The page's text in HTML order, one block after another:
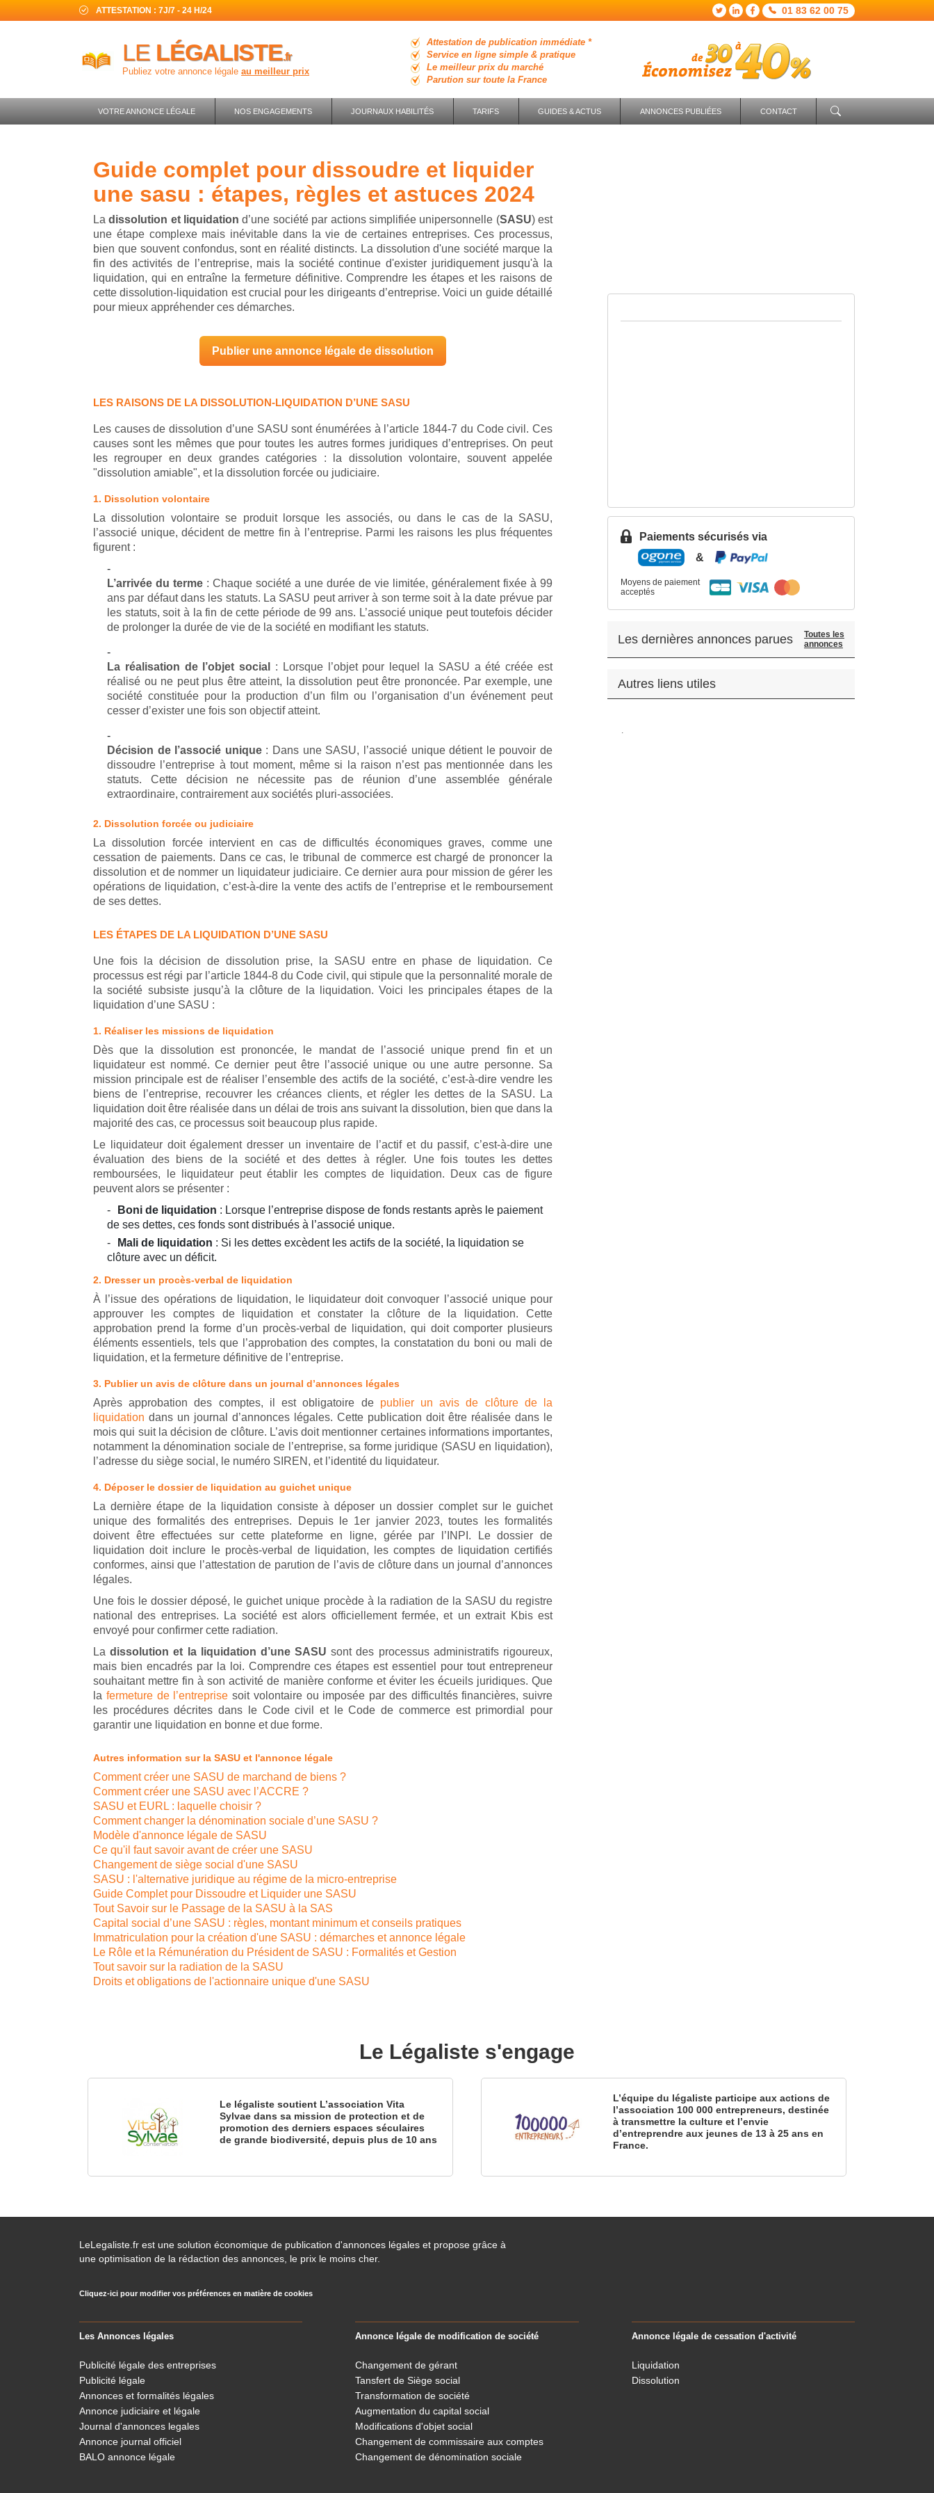
ATTESTATION : 7J/7 - 24 H/24 01 83 62 00 75
LE LÉGALISTE.fr
Publiez votre annonce légale au meilleur prix
Attestation de publication immédiate *
Service en ligne simple & pratique
Le meilleur prix du marché
Parution sur toute la France
VOTRE ANNONCE LÉGALE NOS ENGAGEMENTS JOURNAUX HABILITÉS TARIFS GUIDES & ACTUS ANNONCES PUBLIÉES CONTACT
guide complet pour dissoudre et liquider
une sasu : étapes, règles et astuces 2024
Ladissolution et liquidation d’une société par actions simplifiée unipersonnelle (SASU) est
une étape complexe mais inévitable dans la vie de certaines entreprises. Ces processus,
bien que souvent confondus, sont en réalité distincts. La dissolution d'une société marque la
fin des activités de l’entreprise, mais la société continue d'exister juridiquement jusqu'à la
liquidation, qui en entraîne la fermeture définitive. Comprendre les étapes et les raisons de
cette dissolution-liquidation est crucial pour les dirigeants d’entreprise. Voici un guide détaillé
pour mieux appréhender ces démarches.
Publier une annonce légale de dissolution
LES RAISONS DE LA DISSOLUTION-LIQUIDATION D’UNE SASU
Les causes de dissolution d’une SASU sont énumérées à l’article 1844-7 du Code civil. Ces
causes sont les mêmes que pour toutes les autres formes juridiques d’entreprises. On peut
les regrouper en deux grandes catégories : la dissolution volontaire, souvent appelée
"dissolution amiable", et la dissolution forcée ou judiciaire.
1. Dissolution volontaire
La dissolution volontaire se produit lorsque les associés, ou dans le cas de la SASU,
l’associé unique, décident de mettre fin à l’entreprise. Parmi les raisons les plus fréquentes
figurent :
L’arrivée du terme : Chaque société a une durée de vie limitée, généralement fixée à 99
ans par défaut dans les statuts. La SASU peut arriver à son terme soit à la date prévue par
les statuts, soit à la fin de cette période de 99 ans. L’associé unique peut toutefois décider
de prolonger la durée de vie de la société en modifiant les statuts.
La réalisation de l’objet social
: Lorsque l’objet pour lequel la SASU a été créée est
réalisé ou ne peut plus être atteint, la dissolution peut être prononcée. Par exemple, une
société constituée pour la production d’un film ou l’organisation d’un événement peut
cesser d’exister une fois son objectif atteint.
Décision de l’associé unique: Dans une SASU, l’associé unique détient le pouvoir de
dissoudre l’entreprise à tout moment, même si la raison n’est pas mentionnée dans les
statuts. Cette décision ne nécessite pas de réunion d’une assemblée générale
extraordinaire, contrairement aux sociétés pluri-associées.
2. Dissolution forcée ou judiciaire
La dissolution forcée intervient en cas de difficultés économiques graves, comme une
cessation de paiements. Dans ce cas, le tribunal de commerce est chargé de prononcer la
dissolution et de nommer un liquidateur judiciaire. Ce dernier aura pour mission de gérer les
opérations de liquidation, c’est-à-dire la vente des actifs de l’entreprise et le remboursement
de ses dettes.
LES ÉTAPES DE LA LIQUIDATION D’UNE SASU
Une fois la décision de dissolution prise, la SASU entre en phase de liquidation. Ce
processus est régi par l’article 1844-8 du Code civil, qui stipule que la personnalité morale de
la société subsiste jusqu’à la clôture de la liquidation. Voici les principales étapes de la
liquidation d’une SASU :
1. Réaliser les missions de liquidation
Dès que la dissolution est prononcée, le mandat de l’associé unique prend fin et un
liquidateur est nommé. Ce dernier peut être l’associé unique ou une autre personne. Sa
mission principale est de réaliser l’ensemble des actifs de la société, c’est-à-dire vendre les
biens de l’entreprise, recouvrer les créances clients, et régler les dettes de la SASU. La
liquidation doit être réalisée dans un délai de trois ans suivant la dissolution, bien que dans la
majorité des cas, ce processus soit beaucoup plus rapide.
Le liquidateur doit également dresser un inventaire de l’actif et du passif, c’est-à-dire une
évaluation des biens de la société et des dettes à régler. Une fois toutes les dettes
remboursées, le liquidateur peut établir les comptes de liquidation. Deux cas de figure
peuvent alors se présenter :
Boni de liquidation : Lorsque l’entreprise dispose de fonds restants après le paiement
de ses dettes, ces fonds sont distribués à l’associé unique.
Mali de liquidation : Si les dettes excèdent les actifs de la société, la liquidation se
clôture avec un déficit.
2. Dresser un procès-verbal de liquidation
À l’issue des opérations de liquidation, le liquidateur doit convoquer l’associé unique pour
approuver les comptes de liquidation et constater la clôture de la liquidation. Cette
approbation prend la forme d’un procès-verbal de liquidation, qui doit comporter plusieurs
éléments essentiels, tels que l’approbation des comptes, la constatation du boni ou mali de
liquidation, et la fermeture définitive de l’entreprise.
3. Publier un avis de clôture dans un journal d’annonces légales
Après approbation des comptes, il est obligatoire de publier un avis de clôture de la
liquidation dans un journal d’annonces légales. Cette publication doit être réalisée dans le
mois qui suit la décision de clôture. L’avis doit mentionner certaines informations importantes,
notamment la dénomination sociale de l’entreprise, sa forme juridique (SASU en liquidation),
l’adresse du siège social, le numéro SIREN, et l’identité du liquidateur.
4. Déposer le dossier de liquidation au guichet unique
La dernière étape de la liquidation consiste à déposer un dossier complet sur le guichet
unique des formalités des entreprises. Depuis le 1er janvier 2023, toutes les formalités
doivent être effectuées sur cette plateforme en ligne, gérée par l’INPI. Le dossier de
liquidation doit inclure le procès-verbal de liquidation, les comptes de liquidation certifiés
conformes, ainsi que l’attestation de parution de l’avis de clôture dans un journal d’annonces
légales.
Une fois le dossier déposé, le guichet unique procède à la radiation de la SASU du registre
national des entreprises. La société est alors officiellement fermée, et un extrait Kbis est
envoyé pour confirmer cette radiation.
Ladissolution et la liquidation d’une SASU sont des processus administratifs rigoureux,
mais bien encadrés par la loi. Comprendre ces étapes est essentiel pour tout entrepreneur
souhaitant mettre fin à son activité de manière conforme et éviter les écueils juridiques. Que
la fermeture de l’entreprise soit volontaire ou imposée par des difficultés financières, suivre
les procédures décrites dans le Code civil et le Code de commerce est primordial pour
garantir une liquidation en bonne et due forme.
Autres information sur la SASU et l'annonce légale
Comment créer une SASU de marchand de biens ?
Comment créer une SASU avec l’ACCRE ?
SASU et EURL : laquelle choisir ?
Comment changer la dénomination sociale d’une SASU ?
Modèle d'annonce légale de SASU
Ce qu'il faut savoir avant de créer une SASU
Changement de siège social d'une SASU
SASU : l'alternative juridique au régime de la micro-entreprise
Guide Complet pour Dissoudre et Liquider une SASU
Tout Savoir sur le Passage de la SASU à la SAS
Capital social d’une SASU : règles, montant minimum et conseils pratiques
Immatriculation pour la création d'une SASU : démarches et annonce légale
Le Rôle et la Rémunération du Président de SASU : Formalités et Gestion
Tout savoir sur la radiation de la SASU
Droits et obligations de l'actionnaire unique d'une SASU
Paiements sécurisés via
&
Moyens de paiement
acceptés
Les dernières annonces parues
Toutes les
annonces
Autres liens utiles
.
Le Légaliste s'engage
Le légaliste soutient L’association Vita
Sylvae dans sa mission de protection et de
promotion des derniers espaces séculaires
de grande biodiversité, depuis plus de 10 ans
L’équipe du légaliste participe aux actions de
l’association 100 000 entrepreneurs, destinée
à transmettre la culture et l’envie
d’entreprendre aux jeunes de 13 à 25 ans en
France.
LeLegaliste.fr est une solution économique de publication d'annonces légales et propose grâce à
une optimisation de la rédaction des annonces, le prix le moins cher.
Cliquez-ici pour modifier vos préférences en matière de cookies
Les Annonces légales
Publicité légale des entreprises
Publicité légale
Annonces et formalités légales
Annonce judiciaire et légale
Journal d'annonces legales
Annonce journal officiel
BALO annonce légale
Annonce légale de modification de société
Changement de gérant
Tansfert de Siège social
Transformation de société
Augmentation du capital social
Modifications d'objet social
Changement de commissaire aux comptes
Changement de dénomination sociale
Annonce légale de cessation d'activité
Liquidation
Dissolution